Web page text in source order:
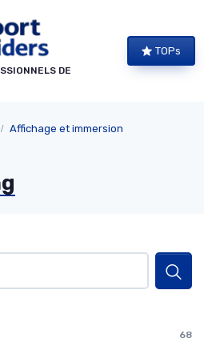
DE
TOPs
Affichage et immersion
68